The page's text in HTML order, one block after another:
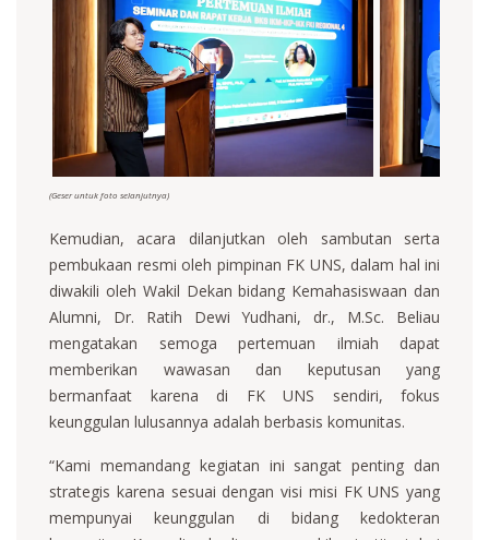
(Geser untuk foto selanjutnya)
Kemudian, acara dilanjutkan oleh sambutan serta
pembukaan resmi oleh pimpinan FK UNS, dalam hal ini
diwakili oleh Wakil Dekan bidang Kemahasiswaan dan
Alumni, Dr. Ratih Dewi Yudhani, dr., M.Sc. Beliau
mengatakan semoga pertemuan ilmiah dapat
memberikan wawasan dan keputusan yang
bermanfaat karena di FK UNS sendiri, fokus
keunggulan lulusannya adalah berbasis komunitas.
“Kami memandang kegiatan ini sangat penting dan
strategis karena sesuai dengan visi misi FK UNS yang
mempunyai keunggulan di bidang kedokteran